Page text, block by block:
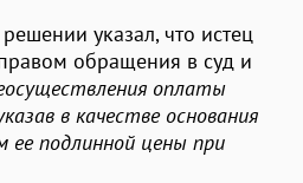
указал, что истец
обращения в суд и
оплаты
в качестве основания
подлинной цены при